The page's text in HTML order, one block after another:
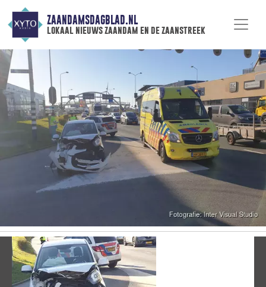
ZAANDAMSDAGBLAD.NL
lokaal nieuws zaandam en de zaanstreek